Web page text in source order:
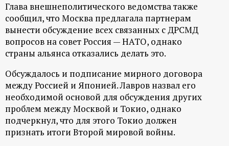
Глава внешнеполитического ведомства также
сообщил, что Москва предлагала партнерам
вынести обсуждение всех связанных с ДРСМД
вопросов на совет Россия — НАТО, однако
страны альянса отказались делать это.
Обсуждалось и подписание мирного договора
между Россией и Японией. Лавров назвал его
необходимой основой для обсуждения других
проблем между Москвой и Токио, однако
подчеркнул, что для этого Токио должен
признать итоги Второй мировой войны.